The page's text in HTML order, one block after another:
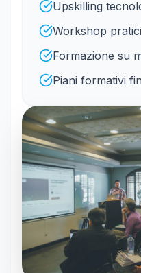
Upskilling
Workshop
Formazione su
Piani formativi